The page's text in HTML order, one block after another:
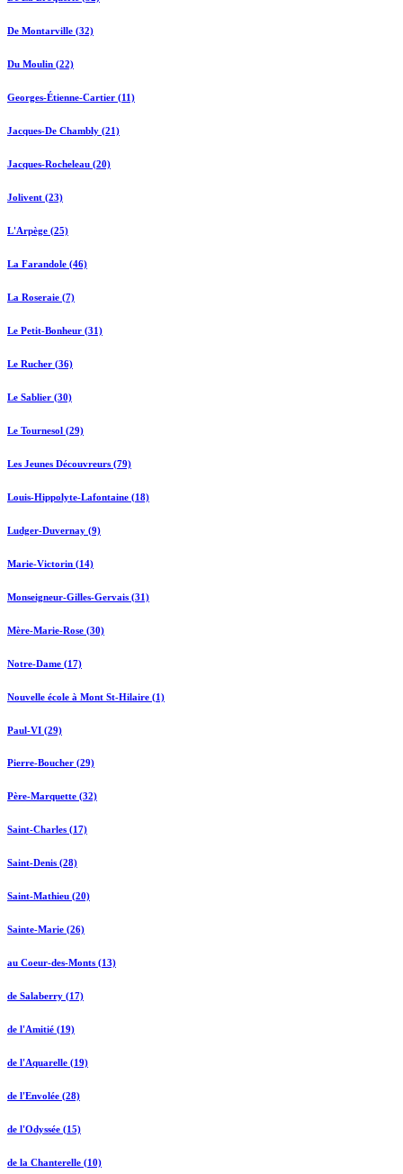
De Montarville (32)
Du Moulin (22)
Georges-Étienne-Cartier (11)
Jacques-De Chambly (21)
Jacques-Rocheleau (20)
Jolivent (23)
L'Arpège (25)
La Farandole (46)
La Roseraie (7)
Le Petit-Bonheur (31)
Le Rucher (36)
Le Sablier (30)
Le Tournesol (29)
Les Jeunes Découvreurs (79)
Louis-Hippolyte-Lafontaine (18)
Ludger-Duvernay (9)
Marie-Victorin (14)
Monseigneur-Gilles-Gervais (31)
Mère-Marie-Rose (30)
Notre-Dame (17)
Nouvelle école à Mont St-Hilaire (1)
Paul-VI (29)
Pierre-Boucher (29)
Père-Marquette (32)
Saint-Charles (17)
Saint-Denis (28)
Saint-Mathieu (20)
Sainte-Marie (26)
au Coeur-des-Monts (13)
de Salaberry (17)
de l'Amitié (19)
de l'Aquarelle (19)
de l'Envolée (28)
de l'Odyssée (15)
de la Chanterelle (10)